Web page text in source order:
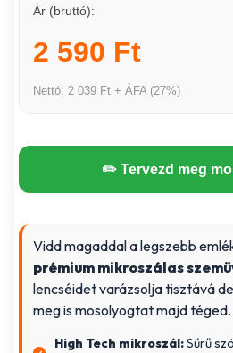
Ár (bruttó):
2 590 Ft
Nettó: 2 039 Ft + ÁFA (27%)
✏️ Tervezd meg
Vidd magaddal a legszebb
prémium mikroszálas
lencséidet varázsolja tisztává
meg is mosolyogtat majd téged.
High Tech mikroszál:Sűrű